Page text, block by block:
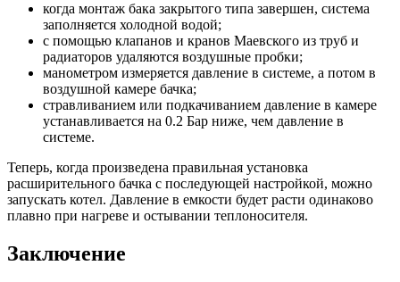
когда монтаж бака закрытого типа завершен, система
заполняется холодной водой;
с помощью клапанов и кранов Маевского из труб и
радиаторов удаляются воздушные пробки;
манометром измеряется давление в системе, а потом в
воздушной камере бачка;
стравливанием или подкачиванием давление в камере
устанавливается на 0.2 Бар ниже, чем давление в
системе.
Теперь, когда произведена правильная установка
расширительного бачка с последующей настройкой, можно
запускать котел. Давление в емкости будет расти одинаково
плавно при нагреве и остывании теплоносителя.
Заключение